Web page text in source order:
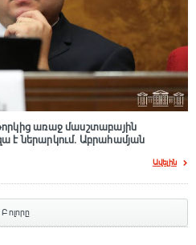
առաջ մասշտաբային
է ներարկում․ Աբրահամյան
Ավելին
Բոլորը